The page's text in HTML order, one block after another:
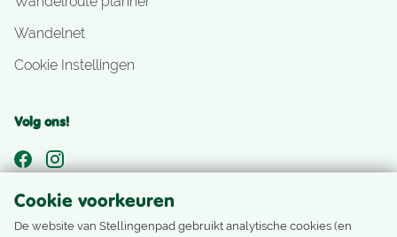
Wandelnet
Cookie Instellingen
Volg ons!
Cookie voorkeuren
De website van Stellingenpad gebruikt analytische cookies (en